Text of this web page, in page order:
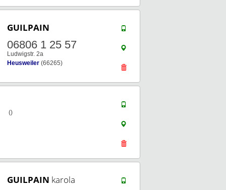
GUILPAIN
06806 1 25 57
Ludwigstr. 2a
Heusweiler (66265)
()
GUILPAIN karola